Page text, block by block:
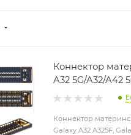
Коннектор
A32 5G/A32/A42
Коннектор
Galaxy A32 A325F,